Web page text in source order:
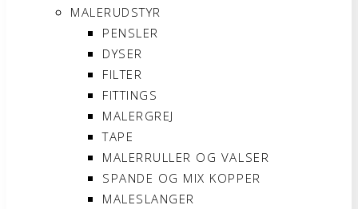
MALERUDSTYR
PENSLER
DYSER
FILTER
FITTINGS
MALERGREJ
TAPE
MALERRULLER OG VALSER
SPANDE OG MIX KOPPER
MALESLANGER